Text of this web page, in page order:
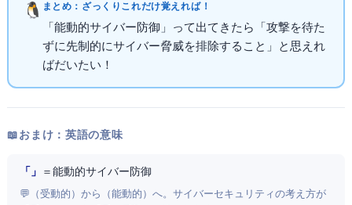
まとめ：ざっくりこれだけ覚えればOK！
「能動的サイバー防御」って出てきたら「攻撃を待た
ずに先制的にサイバー脅威を排除すること」と思えれ
ばだいたいOK！
📖 おまけ：英語の意味
「Active Cyber Defense」 ＝ 能動的サイバー防御
💬 Passive（受動的）からActive（能動的）へ。サイバーセキュリティの考え方が